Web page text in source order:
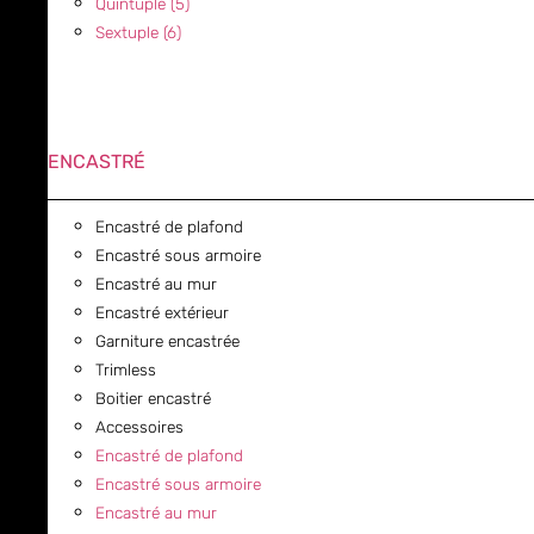
Sextuple (6)
ENCASTRÉ
Encastré de plafond
Encastré sous armoire
Encastré au mur
Encastré extérieur
Garniture encastrée
Trimless
Boitier encastré
Accessoires
Encastré de plafond
Encastré sous armoire
Encastré au mur